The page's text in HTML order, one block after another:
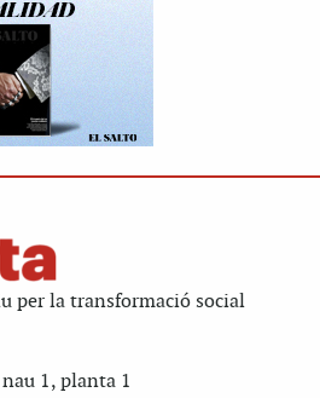
per la transformació social
nau 1, planta 1